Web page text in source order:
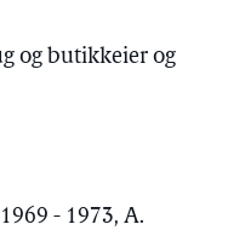
og butikkeier og
- 1973, A.